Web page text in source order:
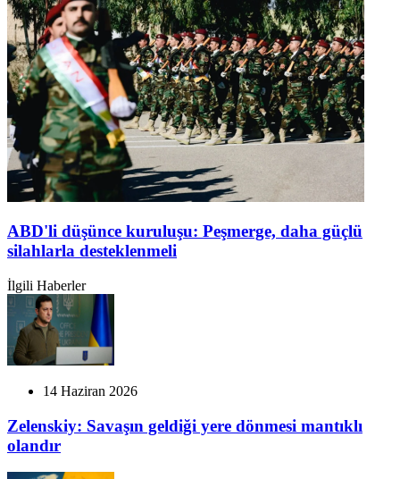
ABD'li düşünce kuruluşu: Peşmerge, daha güçlü
silahlarla desteklenmeli
İlgili Haberler
14 Haziran 2026
Zelenskiy: Savaşın geldiği yere dönmesi mantıklı
olandır